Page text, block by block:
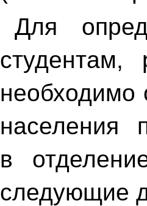
Для
студентам,
необходимо
населения
в
следующие